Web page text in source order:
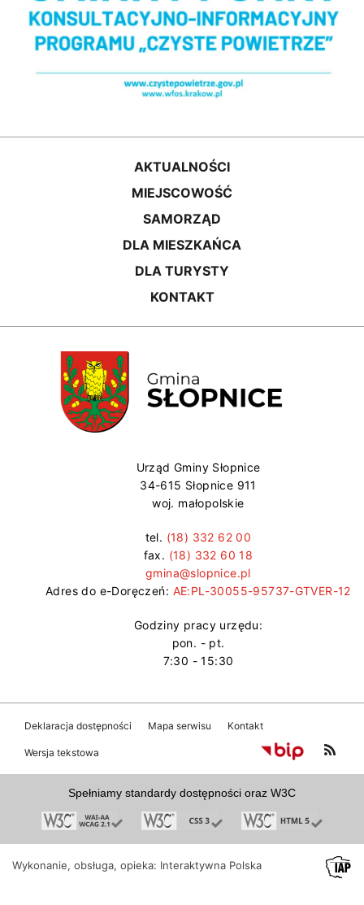
AKTUALNOŚCI
MIEJSCOWOŚĆ
SAMORZĄD
DLA MIESZKAŃCA
DLA TURYSTY
KONTAKT
Urząd Gminy Słopnice
34-615 Słopnice 911
woj. małopolskie
tel. (18) 332 62 00
fax. (18) 332 60 18
gmina@slopnice.pl
Adres do e-Doręczeń: AE:PL-30055-95737-GTVER-12
Godziny pracy urzędu:
pon. - pt.
7:30 - 15:30
Deklaracja dostępności Mapa serwisu Kontakt
Wersja tekstowa
Spełniamy standardy dostępności oraz W3C
Wykonanie, obsługa, opieka: Interaktywna Polska